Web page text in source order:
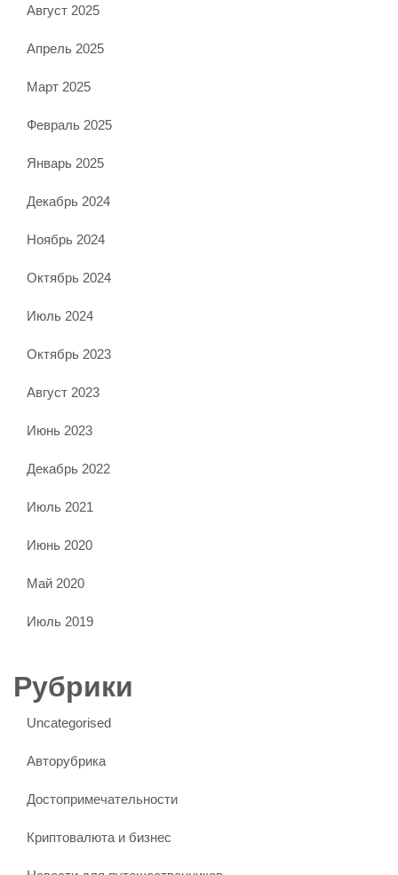
Август 2025
Апрель 2025
Март 2025
Февраль 2025
Январь 2025
Декабрь 2024
Ноябрь 2024
Октябрь 2024
Июль 2024
Октябрь 2023
Август 2023
Июнь 2023
Декабрь 2022
Июль 2021
Июнь 2020
Май 2020
Июль 2019
Рубрики
Uncategorised
Авторубрика
Достопримечательности
Криптовалюта и бизнес